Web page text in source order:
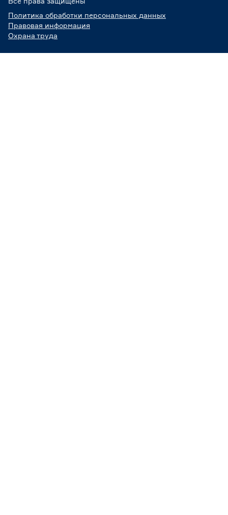
Политика обработки персональных данных
Правовая информация
Охрана труда